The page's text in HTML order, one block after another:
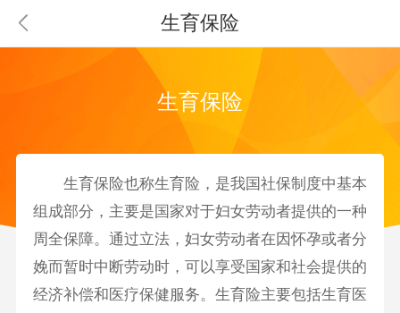
生育保险
生育保险
生育保险也称生育险，是我国社保制度中基本
组成部分，主要是国家对于妇女劳动者提供的一种
周全保障。通过立法，妇女劳动者在因怀孕或者分
娩而暂时中断劳动时，可以享受国家和社会提供的
经济补偿和医疗保健服务。生育险主要包括生育医